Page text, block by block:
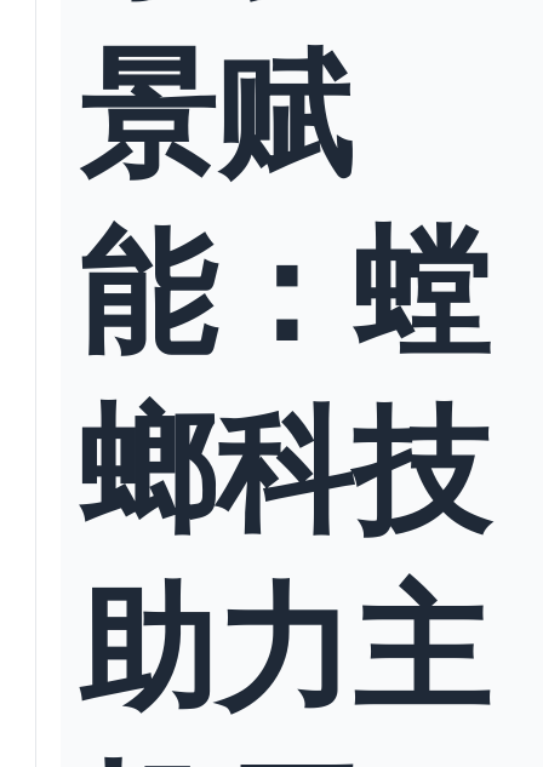
景赋
能：螳
螂科技
助力主